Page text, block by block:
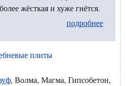
жёсткая и хуже гнётся.
подробнее
, Волма, Магма, Гипсобетон,